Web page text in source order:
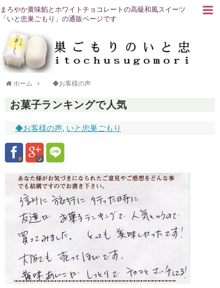
まろやか黄味餡とホワイトチョコレートの高級和風スイーツ
「いと忠巣ごもり」の通販ページです
ホーム ◆お客様の声
お菓子ランキングで人気
◆お客様の声, いと忠巣ごもり
0